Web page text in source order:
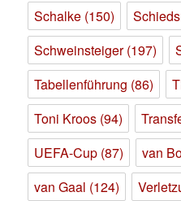
Schalke (150)
Schweinsteiger(197)
Tabellenführung (86)
Toni Kroos (94)
UEFA-Cup (87) van
van Gaal (124)